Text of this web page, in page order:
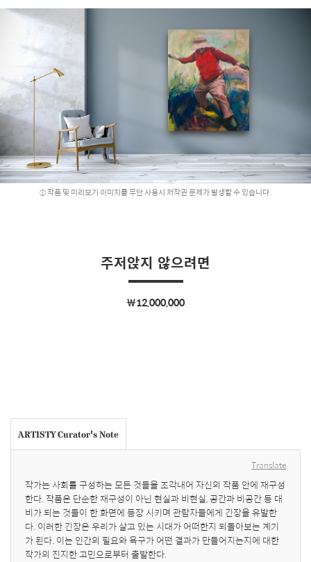
작품 및 미리보기 이미지를 무단 사용시 저작권 문제가 발생할 수 있습니다.
주저앉지 않으려면
￦12,000,000
ARTISTY Curator's Note
Translate
작가는 사회를 구성하는 모든 것들을 조각내어 자신의 작품 안에 재구성
한다. 작품은 단순한 재구성이 아닌 현실과 비현실, 공간과 비공간 등 대
비가 되는 것들이 한 화면에 등장 시키며 관람자들에게 긴장을 유발한
다. 이러한 긴장은 우리가 살고 있는 시대가 어떠한지 되돌아보는 계기
가 된다. 이는 인간의 필요와 욕구가 어떤 결과가 만들어지는지에 대한
작가의 진지한 고민으로부터 출발한다.